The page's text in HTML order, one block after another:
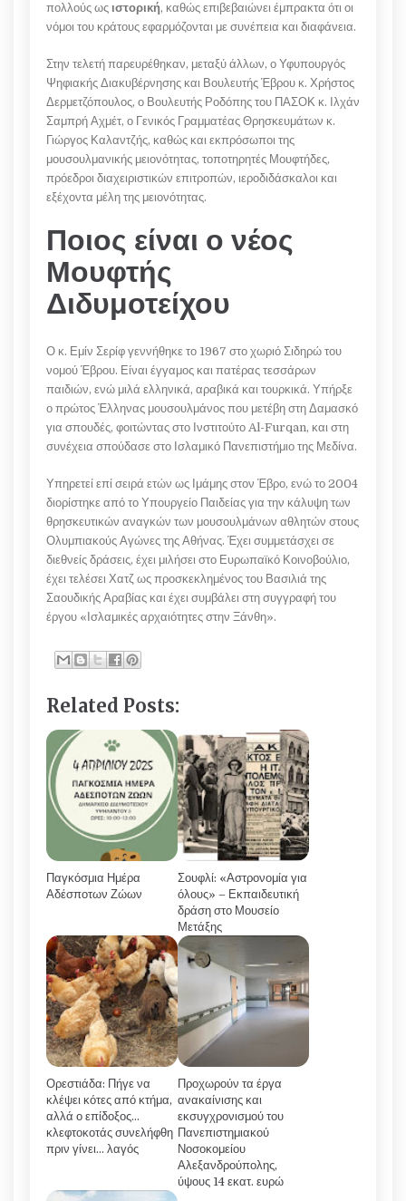
πολλούς ως ιστορική, καθώς επιβεβαιώνει έμπρακτα ότι οι
νόμοι του κράτους εφαρμόζονται με συνέπεια και διαφάνεια.
Στην τελετή παρευρέθηκαν, μεταξύ άλλων, ο Υφυπουργός
Ψηφιακής Διακυβέρνησης και Βουλευτής Έβρου κ. Χρήστος
Δερμετζόπουλος, ο Βουλευτής Ροδόπης του ΠΑΣΟΚ κ. Ιλχάν
Σαμπρή Αχμέτ, ο Γενικός Γραμματέας Θρησκευμάτων κ.
Γιώργος Καλαντζής, καθώς και εκπρόσωποι της
μουσουλμανικής μειονότητας, τοποτηρητές Μουφτήδες,
πρόεδροι διαχειριστικών επιτροπών, ιεροδιδάσκαλοι και
εξέχοντα μέλη της μειονότητας.
Ποιος είναι ο νέος
Μουφτής
Διδυμοτείχου
Ο κ. Εμίν Σερίφ γεννήθηκε το 1967 στο χωριό Σιδηρώ του
νομού Έβρου. Είναι έγγαμος και πατέρας τεσσάρων
παιδιών, ενώ μιλά ελληνικά, αραβικά και τουρκικά. Υπήρξε
ο πρώτος Έλληνας μουσουλμάνος που μετέβη στη Δαμασκό
για σπουδές, φοιτώντας στο Ινστιτούτο Al-Furqan, και στη
συνέχεια σπούδασε στο Ισλαμικό Πανεπιστήμιο της Μεδίνα.
Υπηρετεί επί σειρά ετών ως Ιμάμης στον Έβρο, ενώ το 2004
διορίστηκε από το Υπουργείο Παιδείας για την κάλυψη των
θρησκευτικών αναγκών των μουσουλμάνων αθλητών στους
Ολυμπιακούς Αγώνες της Αθήνας. Έχει συμμετάσχει σε
διεθνείς δράσεις, έχει μιλήσει στο Ευρωπαϊκό Κοινοβούλιο,
έχει τελέσει Χατζ ως προσκεκλημένος του Βασιλιά της
Σαουδικής Αραβίας και έχει συμβάλει στη συγγραφή του
έργου «Ισλαμικές αρχαιότητες στην Ξάνθη».
Related Posts:
Παγκόσμια Ημέρα
Αδέσποτων Ζώων
Σουφλί: «Αστρονομία για
όλους» – Εκπαιδευτική
δράση στο Μουσείο
Μετάξης
Ορεστιάδα: Πήγε να
κλέψει κότες από κτήμα,
αλλά ο επίδοξος…
κλεφτοκοτάς συνελήφθη
πριν γίνει… λαγός
Προχωρούν τα έργα
ανακαίνισης και
εκσυγχρονισμού του
Πανεπιστημιακού
Νοσοκομείου
Αλεξανδρούπολης,
ύψους 14 εκατ. ευρώ